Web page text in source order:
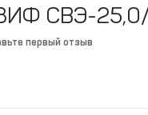
ЗИФ СВЭ-
первый отзыв